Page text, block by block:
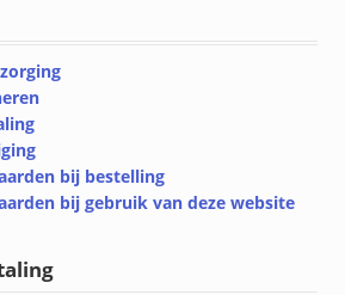
bij bestelling
bij gebruik van deze website